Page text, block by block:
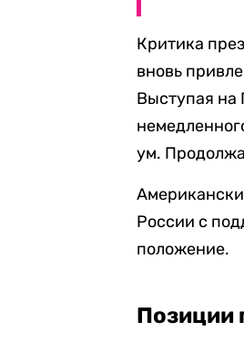
Критика
вновь
Выступая на
ум.
России с
положение.
Позиции